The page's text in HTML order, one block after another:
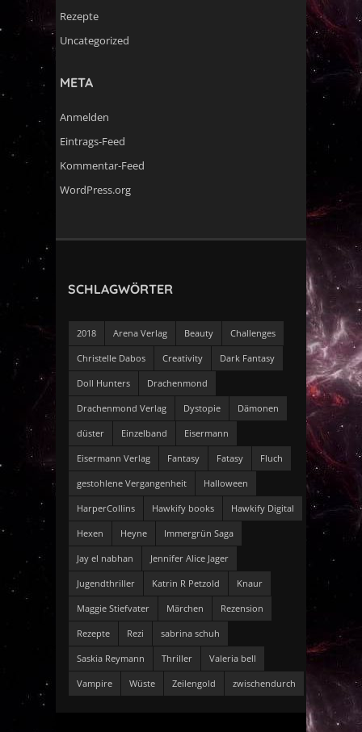
Rezepte
Uncategorized
META
Anmelden
Eintrags-Feed
Kommentar-Feed
WordPress.org
SCHLAGWÖRTER
2018 Arena Verlag Beauty Challenges
Christelle Dabos Creativity Dark Fantasy
Doll Hunters Drachenmond
Drachenmond Verlag Dystopie Dämonen
düster Einzelband Eisermann
Eisermann Verlag Fantasy Fatasy Fluch
gestohlene Vergangenheit Halloween
HarperCollins Hawkify books Hawkify Digital
Hexen Heyne Immergrün Saga
Jay el nabhan Jennifer Alice Jager
Jugendthriller Katrin R Petzold Knaur
Maggie Stiefvater Märchen Rezension
Rezepte Rezi sabrina schuh
Saskia Reymann Thriller Valeria bell
Vampire Wüste Zeilengold zwischendurch